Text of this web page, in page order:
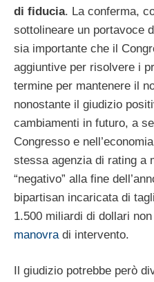
di fiducia. La conferma,
sottolineare un portavoce
sia importante che il
aggiuntive per risolvere i
termine per mantenere il
nonostante il giudizio
cambiamenti in futuro, a
Congresso e
stessa agenzia di rating a
“negativo” alla fine
bipartisan incaricata di
1.500 miliardi di dollari
manovradi intervento.
Il giudizio potrebbe però